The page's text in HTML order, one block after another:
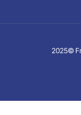
2025©